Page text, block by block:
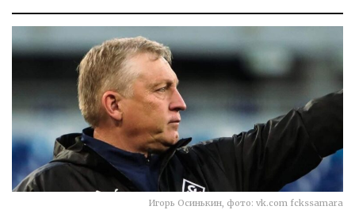
Игорь Осинькин, фото: vk.com fckssamara